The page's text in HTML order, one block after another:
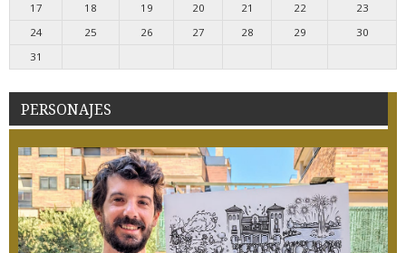
17
18 19 20 21 22
23
24
25 26 27 28 29
30
31
PERSONAJES